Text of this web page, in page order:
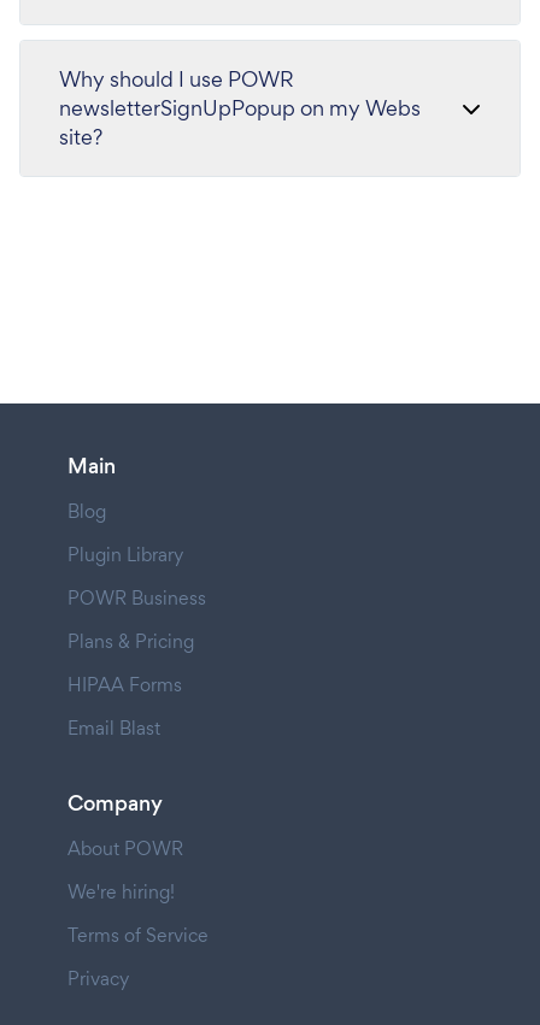
Why should I use POWR
newsletterSignUpPopup on my Webs
site?
Main
Blog
Plugin Library
POWR Business
Plans & Pricing
HIPAA Forms
Email Blast
Company
About POWR
We're hiring!
Terms of Service
Privacy